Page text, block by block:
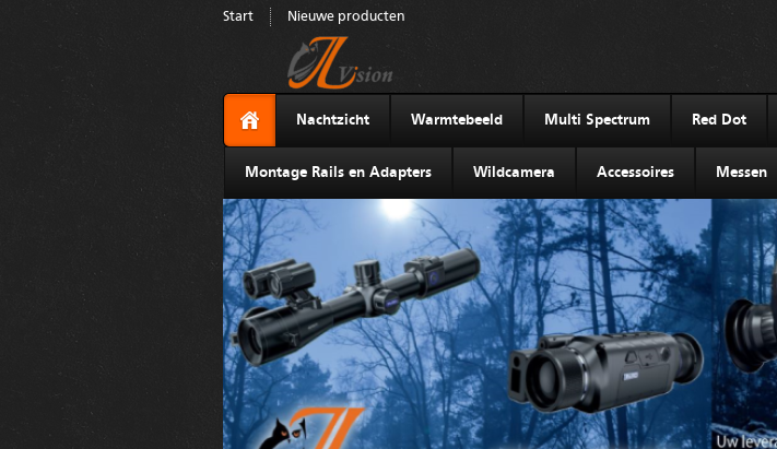
Start Nieuwe producten
Nachtzicht Warmtebeeld Multi Spectrum Red Dot
Montage Rails en Adapters Wildcamera Accessoires Messen